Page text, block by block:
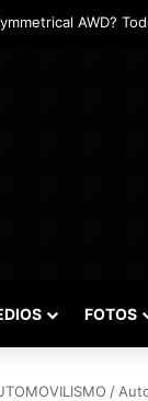
el inicio del
FOTOS
/